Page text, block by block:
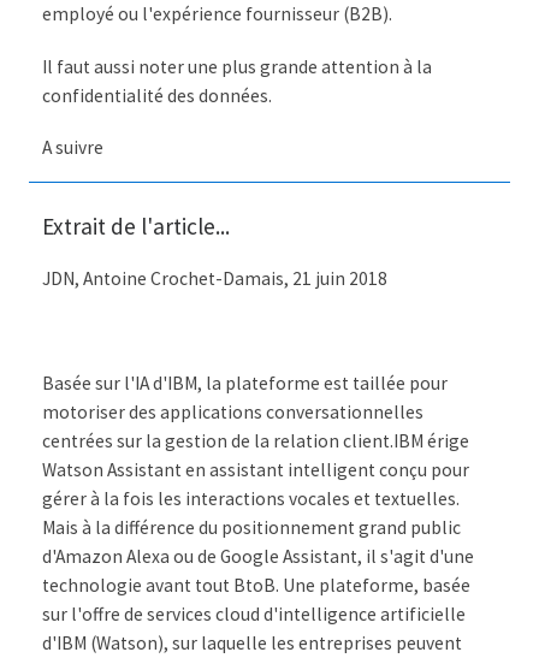
employé ou l'expérience fournisseur (B2B).
Il faut aussi noter une plus grande attention à la
confidentialité des données.
A suivre
Extrait de l'article...
JDN, Antoine Crochet-Damais, 21 juin 2018
Basée sur l'IA d'IBM, la plateforme est taillée pour
motoriser des applications conversationnelles
centrées sur la gestion de la relation client.IBM érige
Watson Assistant en assistant intelligent conçu pour
gérer à la fois les interactions vocales et textuelles.
Mais à la différence du positionnement grand public
d'Amazon Alexa ou de Google Assistant, il s'agit d'une
technologie avant tout BtoB. Une plateforme, basée
sur l'offre de services cloud d'intelligence artificielle
d'IBM (Watson), sur laquelle les entreprises peuvent